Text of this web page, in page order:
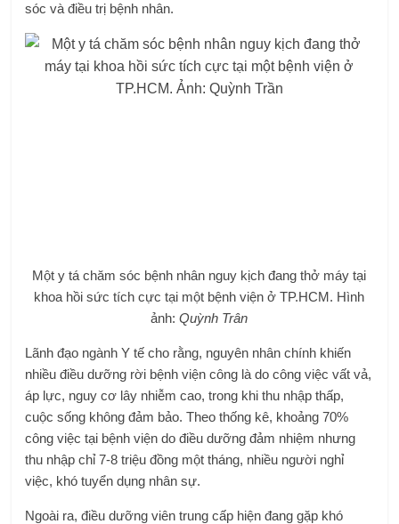
sóc và điều trị bệnh nhân.
Một y tá chăm sóc bệnh nhân nguy kịch đang thở máy tại
khoa hồi sức tích cực tại một bệnh viện ở TP.HCM. Hình
ảnh:Quỳnh Trân
Lãnh đạo ngành Y tế cho rằng, nguyên nhân chính khiến
nhiều điều dưỡng rời bệnh viện công là do công việc vất vả,
áp lực, nguy cơ lây nhiễm cao, trong khi thu nhập thấp,
cuộc sống không đảm bảo. Theo thống kê, khoảng 70%
công việc tại bệnh viện do điều dưỡng đảm nhiệm nhưng
thu nhập chỉ 7-8 triệu đồng một tháng, nhiều người nghỉ
việc, khó tuyển dụng nhân sự.
Ngoài ra, điều dưỡng viên trung cấp hiện đang gặp khó